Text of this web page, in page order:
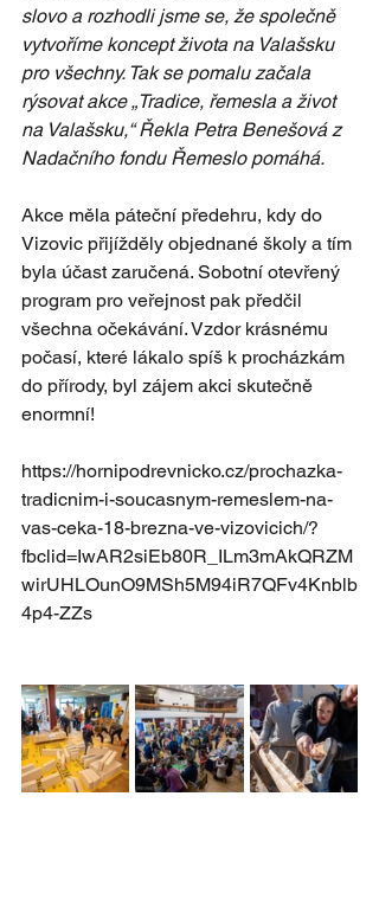
slovo a rozhodli jsme se, že společně
vytvoříme koncept života na Valašsku
pro všechny. Tak se pomalu začala
rýsovat akce „Tradice, řemesla a život
na Valašsku,“ Řekla Petra Benešová z
Nadačního fondu Řemeslo pomáhá.
Akce měla páteční předehru, kdy do
Vizovic přijížděly objednané školy a tím
byla účast zaručená. Sobotní otevřený
program pro veřejnost pak předčil
všechna očekávání. Vzdor krásnému
počasí, které lákalo spíš k procházkám
do přírody, byl zájem akci skutečně
enormní!
https://hornipodrevnicko.cz/prochazka-
tradicnim-i-soucasnym-remeslem-na-
vas-ceka-18-brezna-ve-vizovicich/?
fbclid=IwAR2siEb80R_ILm3mAkQRZM
wirUHLOunO9MSh5M94iR7QFv4Knblb
4p4-ZZs